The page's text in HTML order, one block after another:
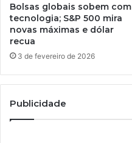
Bolsas globais sobem com
tecnologia; S&P 500 mira
novas máximas e dólar
recua
3 de fevereiro de 2026
Publicidade